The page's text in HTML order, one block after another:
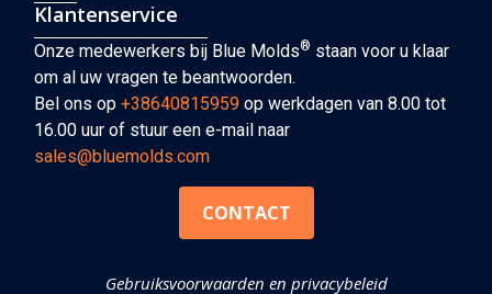
Klantenservice
Onze medewerkers bij Blue Molds® staan ​​voor u klaar
om al uw vragen te beantwoorden.
Bel ons op+38640815959 op werkdagen van 8.00 tot
16.00 uur of stuur een e-mail naar
sales@bluemolds.com
CONTACT
Gebruiksvoorwaarden en privacybeleid